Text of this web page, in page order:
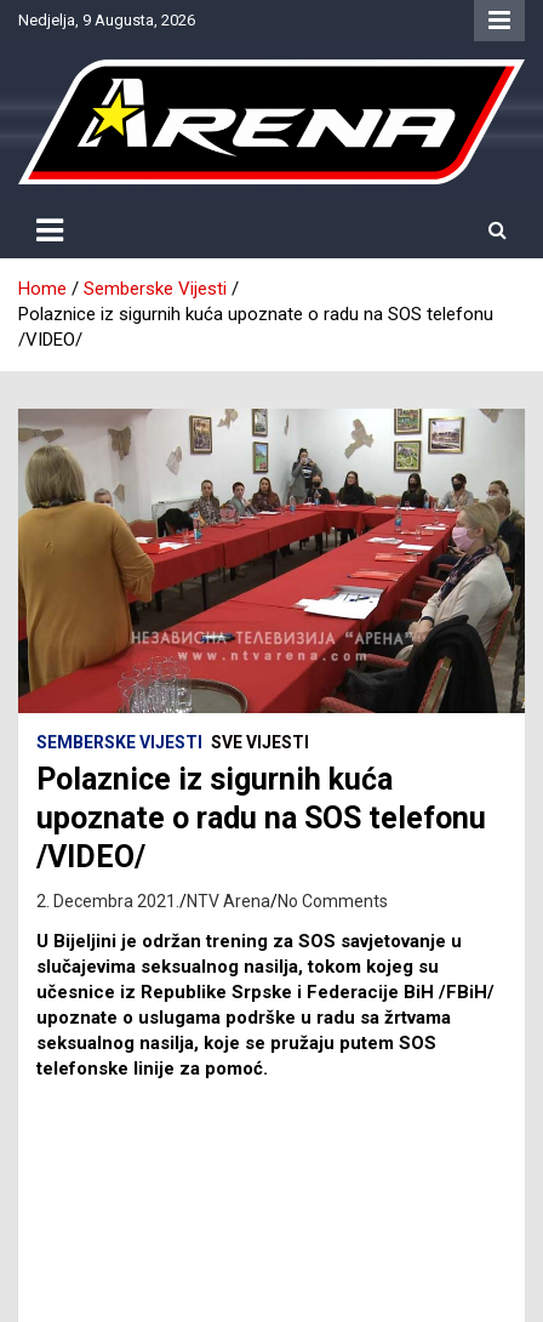
SkipNedjelja, 9 Augusta, 2026
NTV Arena
Home
Semberske Vijesti
Polaznice iz sigurnih kuća upoznate o radu na SOS telefonu
/VIDEO/
SEMBERSKE VIJESTI SVE VIJESTI
Polaznice iz sigurnih kuća
upoznate o radu na SOS telefonu
/VIDEO/
2. Decembra 2021. NTV Arena No Comments
U Bijeljini je održan trening za SOS savjetovanje u
slučajevima seksualnog nasilja, tokom kojeg su
učesnice iz Republike Srpske i Federacije BiH /FBiH/
upoznate o uslugama podrške u radu sa žrtvama
seksualnog nasilja, koje se pružaju putem SOS
telefonske linije za pomoć.